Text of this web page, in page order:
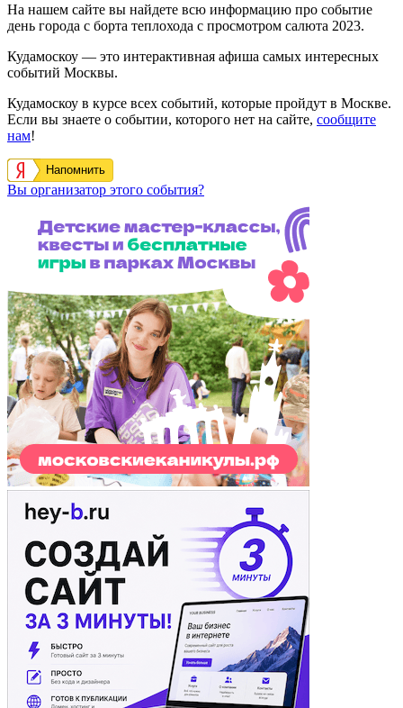
На нашем сайте вы найдете всю информацию про событие
день города с борта теплохода с просмотром салюта 2023.
Кудамоскоу — это интерактивная афиша самых интересных
событий Москвы.
Кудамоскоу в курсе всех событий, которые пройдут в Москве.
Если вы знаете о событии, которого нет на сайте, сообщите
нам!
Напомнить
Вы организатор этого события?